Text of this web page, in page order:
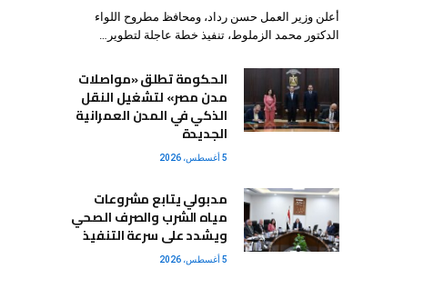
أعلن وزير العمل حسن رداد، ومحافظ مطروح اللواء
الدكتور محمد الزملوط، تنفيذ خطة عاجلة لتطوير…
الحكومة تطلق «مواصلات
مدن مصر» لتشغيل النقل
الذكي في المدن العمرانية
الجديدة
5 أغسطس، 2026
مدبولي يتابع مشروعات
مياه الشرب والصرف الصحي
ويشدد على سرعة التنفيذ
5 أغسطس، 2026